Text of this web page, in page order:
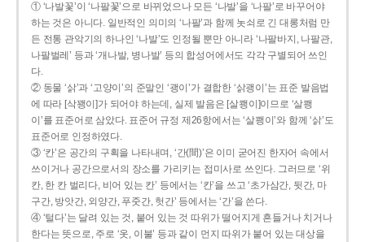
① ‘나발꽃’이 ‘나팔꽃’으로 바뀌었으나 모든 ‘나발’을 ‘나팔’로 바꾸어야
하는 것은 아니다. 일반적인 의미의 ‘나팔’과 함께 놋쇠로 긴 대롱처럼 만
든 전통 관악기의 하나인 ‘나발’도 인정될 뿐만 아니라 ‘나팔바지, 나팔관,
나팔벌레’ 등과 ‘개나발, 병나발’ 등의 합성어에서도 각각 구별되어 쓰인
다.
② 동물 ‘삵’과 ‘고양이’의 준말인 ‘괭이’가 결합한 ‘삵괭이’는 표준 발음법
에 따라 [삭꽹이]가 되어야 하는데, 실제 발음은 [살쾡이]이므로 ‘살쾡
이’를 표준어로 삼았다. 표준어 규정 제26항에서는 ‘살쾡이’와 함께 ‘삵’도
표준어로 인정하였다.
③ ‘칸’은 공간의 구획을 나타내며, ‘간(間)’은 이미 굳어진 한자어 속에서
쓰이거나 공간으로서의 장소를 가리키는 접미사로 쓰인다. 그러므로 ‘위
칸, 한 칸 벌리다, 비어 있는 칸’ 등에서는 ‘칸’을 쓰고 ‘초가삼간, 뒷간, 마
구간, 방앗간, 외양간, 푸줏간, 헛간’ 등에서는 ‘간’을 쓴다.
④ ‘털다’는 달려 있는 것, 붙어 있는 것 따위가 떨어지게 흔들거나 치거나
한다는 뜻으로, 주로 ‘옷, 이불’ 등과 같이 먼지 따위가 붙어 있는 대상을